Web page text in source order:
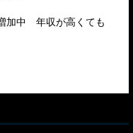
加中 年収が高くても